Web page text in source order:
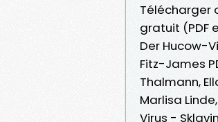
Télécharger
gratuit (PDF
Der Hucow-
Fitz-James
Thalmann,
Marlisa
Virus -